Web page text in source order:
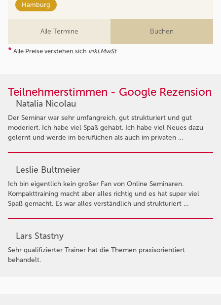
Hamburg
Alle Termine Buchen
* Alle Preise verstehen sich inkl.MwSt
Teilnehmerstimmen - Google Rezension
Natalia Nicolau
Der Seminar war sehr umfangreich, gut strukturiert und gut
moderiert. Ich habe viel Spaß gehabt. Ich habe viel Neues dazu
gelernt und werde im beruflichen als auch im privaten …
Leslie Bultmeier
Ich bin eigentlich kein großer Fan von Online Seminaren.
Kompakttraining macht aber alles richtig und es hat super viel
Spaß gemacht. Es war alles verständlich und strukturiert …
Lars Stastny
Sehr qualifizierter Trainer hat die Themen praxisorientiert
behandelt.